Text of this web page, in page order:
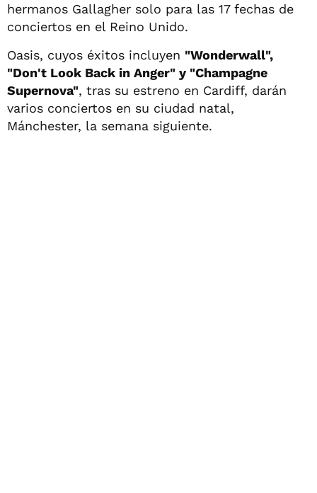
hermanos Gallagher solo para las 17 fechas de
conciertos en el Reino Unido.
Oasis, cuyos éxitos incluyen "Wonderwall",
"Don't Look Back in Anger" y "Champagne
Supernova", tras su estreno en Cardiff, darán
varios conciertos en su ciudad natal,
Mánchester, la semana siguiente.